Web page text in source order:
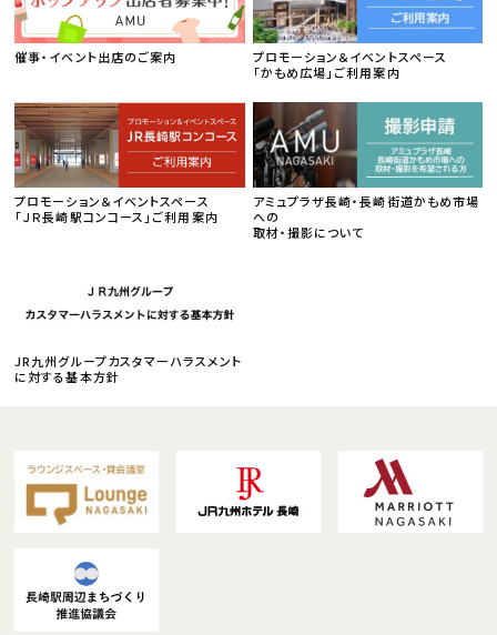
催事・イベント出店のご案内
プロモーション＆イベントスペース
「かもめ広場」ご利用案内
プロモーション＆イベントスペース
「ＪＲ長崎駅コンコース」ご利用案内
アミュプラザ長崎・長崎街道かもめ市場
への
取材・撮影について
JR九州グループカスタマーハラスメント
に対する基本方針